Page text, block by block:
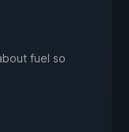
fuel so